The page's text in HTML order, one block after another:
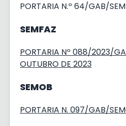
PORTARIA N.º 64/GAB/
SEMFAZ
PORTARIA Nº 088/2023/
OUTUBRO DE 2023
SEMOB
PORTARIA N. 097/GAB/